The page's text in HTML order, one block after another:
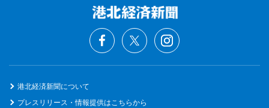
港北経済新聞について
プレスリリース・情報提供はこちらから